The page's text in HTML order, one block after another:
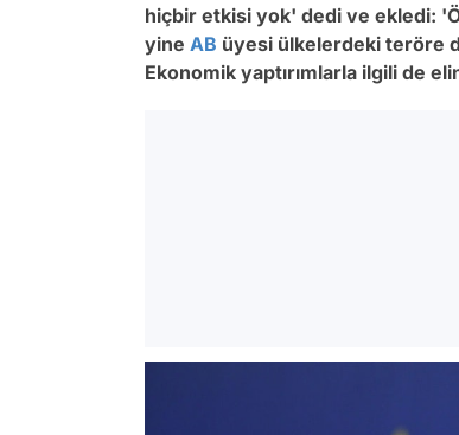
hiçbir etkisi yok' dedi ve ekledi:
yine AB üyesi ülkelerdeki teröre
Ekonomik yaptırımlarla ilgili de